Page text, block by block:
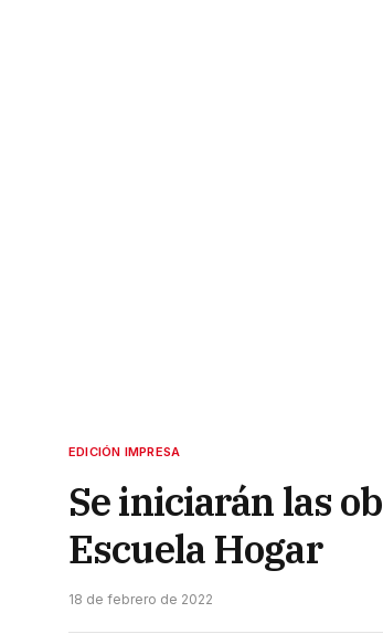
EDICIÓN IMPRESA
Se iniciarán las
Escuela Hogar
18 de febrero de 2022